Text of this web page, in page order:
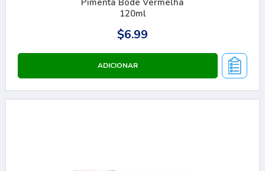
Pimenta Bode Vermelha
120ml
$6.99